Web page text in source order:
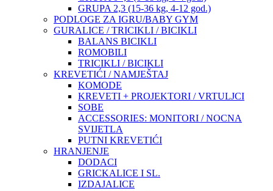
GRUPA 2,3 (15-36 kg, 4-12 god.)
PODLOGE ZA IGRU/BABY GYM
GURALICE / TRICIKLI / BICIKLI
BALANS BICIKLI
ROMOBILI
TRICIKLI / BICIKLI
KREVETIĆI / NAMJEŠTAJ
KOMODE
KREVETI + PROJEKTORI / VRTULJCI
SOBE
ACCESSORIES: MONITORI / NOCNA
SVIJETLA
PUTNI KREVETIĆI
HRANJENJE
DODACI
GRICKALICE I SL.
IZDAJALICE